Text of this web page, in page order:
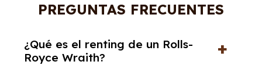
PREGUNTAS FRECUENTES
¿Qué es el renting de un Rolls-
Royce Wraith?